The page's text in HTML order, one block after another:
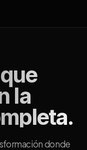
la
donde